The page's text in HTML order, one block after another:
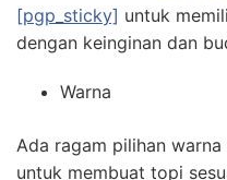
[pgp_sticky] untuk
dengan keinginan dan
Warna
Ada ragam pilihan
untuk membuat topi